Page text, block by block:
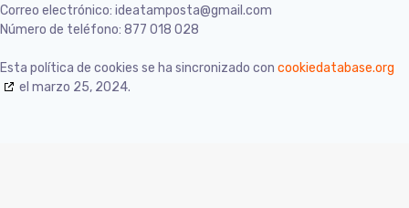
Correo electrónico: ideatamposta@gmail.com
Número de teléfono: 877 018 028
Esta política de cookies se ha sincronizado con cookiedatabase.org
el marzo 25, 2024.